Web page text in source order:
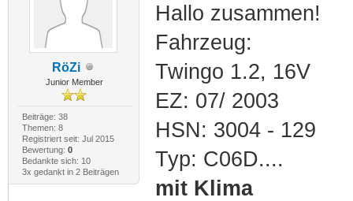
RöZi
Junior Member
Beiträge: 38
Themen: 8
Registriert seit: Jul 2015
Bewertung: 0
Bedankte sich: 10
3x gedankt in 2 Beiträgen
Hallo zusammen!
Fahrzeug:
Twingo 1.2, 16V
EZ: 07/ 2003
HSN: 3004 - 129
Typ: C06D....
mit Klima